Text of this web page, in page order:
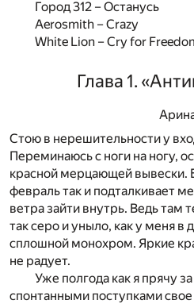
Город 312 – Останусь
Aerosmith – Crazy
White Lion – Cry for
Глава 1.
Стою в нерешительности у
Переминаюсь с ноги на ногу,
красной мерцающей вывески.
февраль так и подталкивает
ветра зайти внутрь. Ведь там
так серо и уныло, как у меня
сплошной монохром. Яркие
не радует.
Уже полгода как я прячу
спонтанными поступками